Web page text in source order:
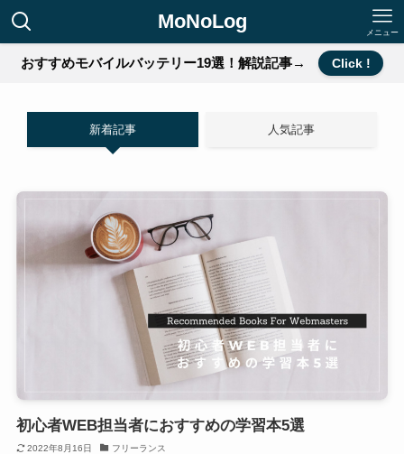
MoNoLog メニュー
おすすめモバイルバッテリー19選！解説記事→ Click !
新着記事 人気記事
初心者WEB担当者におすすめの学習本5選
2022年8月16日 フリーランス